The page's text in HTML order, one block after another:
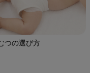
つの選び方